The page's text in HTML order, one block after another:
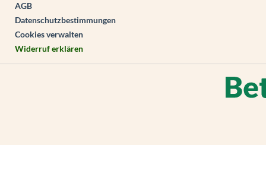
AGB
Datenschutzbestimmungen
Cookies verwalten
Widerruf erklären